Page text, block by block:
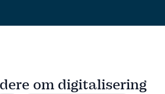
om digitalisering